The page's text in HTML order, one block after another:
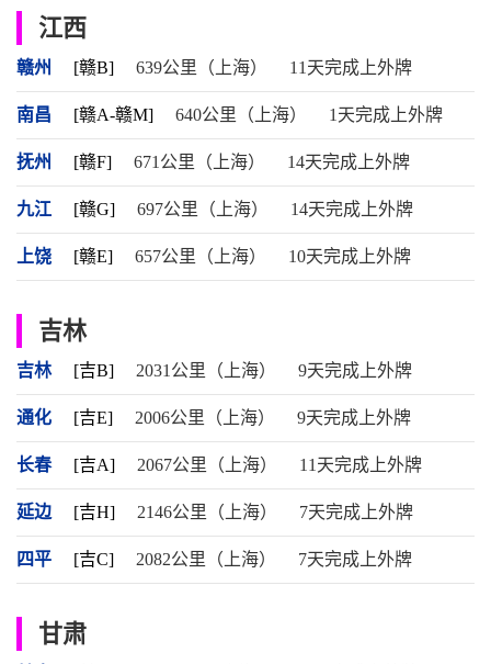
江西
赣州 [赣B] 639公里（上海） 11天完成上外牌
南昌 [赣A-赣M] 640公里（上海） 1天完成上外牌
抚州 [赣F] 671公里（上海） 14天完成上外牌
九江 [赣G] 697公里（上海） 14天完成上外牌
上饶 [赣E] 657公里（上海） 10天完成上外牌
吉林
吉林 [吉B] 2031公里（上海） 9天完成上外牌
通化 [吉E] 2006公里（上海） 9天完成上外牌
长春 [吉A] 2067公里（上海） 11天完成上外牌
延边 [吉H] 2146公里（上海） 7天完成上外牌
四平 [吉C] 2082公里（上海） 7天完成上外牌
甘肃